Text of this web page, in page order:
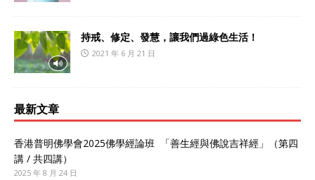
持戒、修定、發慧，讓我們過綠色生活！
2021 年 6 月 21 日
最新文章
香港普明佛學會2025佛學經論班 「善生經與佛說吉祥經」（第四
講 / 共四講）
2025 年 8 月 24 日